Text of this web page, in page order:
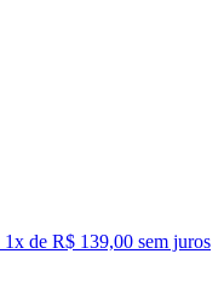
1x de R$ 139,00 sem juros